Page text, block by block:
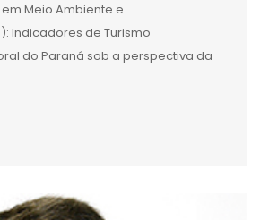
Meio Ambiente e
Indicadores de Turismo
do Paraná sob a perspectiva da